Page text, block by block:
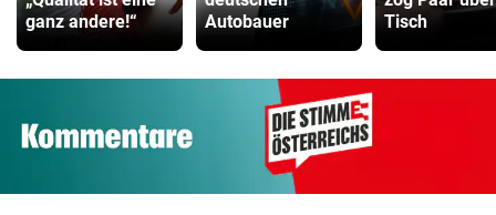
ganz andere!“
Autobauer
Tisch